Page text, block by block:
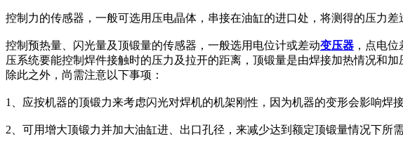
控制力的传感器，一般可选用压电晶体，串接在油缸的进口处，将测得的压力差
控制预热量、闪光量及顶锻量的传感器，一般选用电位计或差动变压器 ，点电
压系统要能控制焊件接触时的压力及拉开的距离，顶锻量是由焊接加热情况和
除此之外，尚需注意以下事项：
1、应按机器的顶锻力来考虑闪光对焊机的机架刚性，因为机器的变形会影响焊
2、可用增大顶锻力并加大油缸进、出口孔径，来减少达到额定顶锻量情况下所